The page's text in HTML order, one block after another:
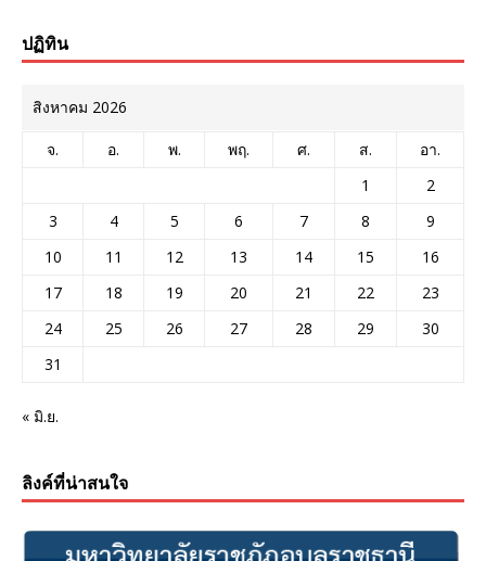
ปฏิทิน
สิงหาคม 2026
จ. อ. พ. พฤ. ศ. ส.
อา.
1
2
3
4 5 6 7 8
9
10
11 12 13 14 15
16
17
18 19 20 21 22
23
24
25 26 27 28 29
30
31
« มิ.ย.
ลิงค์ที่น่าสนใจ